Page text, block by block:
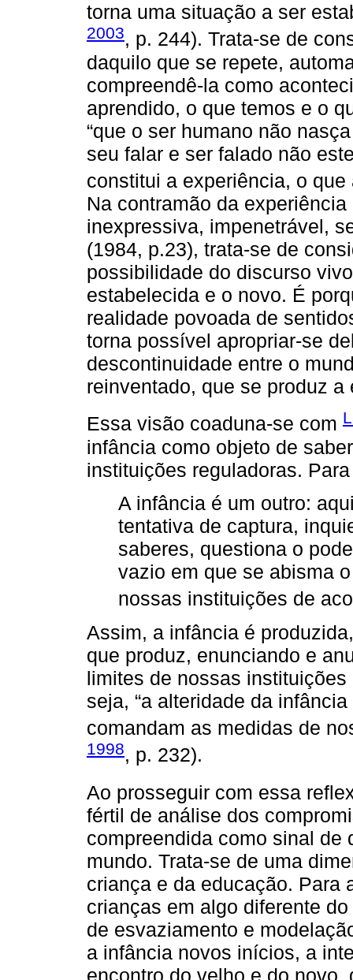
torna uma situação a ser
2003, p. 244). Trata-se de
daquilo que se repete,
compreendê-la como
aprendido, o que temos e o
“que o ser humano não
seu falar e ser falado não
constitui a experiência, o que
Na contramão da experiência
inexpressiva, impenetrável,
(1984, p.23), trata-se de
possibilidade do discurso
estabelecida e o novo. É
realidade povoada de
torna possível apropriar-se
descontinuidade entre o
reinventado, que se produz
Essa visão coaduna-se com
infância como objeto de
instituições reguladoras.
A infância é um outro:
tentativa de captura,
saberes, questiona o
vazio em que se abisma
nossas instituições de
Assim, a infância é
que produz, enunciando e
limites de nossas
seja, “a alteridade da
comandam as medidas de
1998, p. 232).
Ao prosseguir com essa
fértil de análise dos
compreendida como sinal de
mundo. Trata-se de uma
criança e da educação. Para
crianças em algo diferente
de esvaziamento e
a infância novos inícios, a
encontro do velho e do